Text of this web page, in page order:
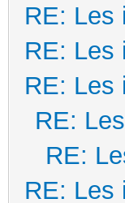
RE: Les
RE: Les
RE: Les
RE:
RE:
RE: Les